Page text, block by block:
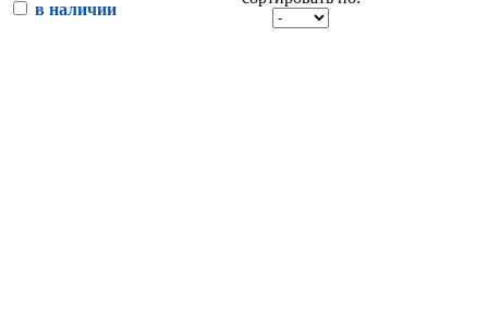
в наличии